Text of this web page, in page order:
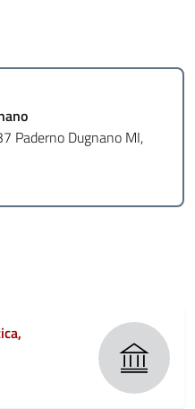
Paderno Dugnano MI,